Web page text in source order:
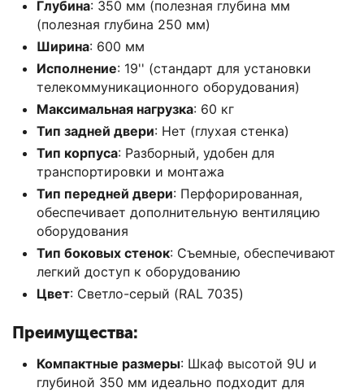
Глубина: 350 мм (полезная глубина мм
(полезная глубина 250 мм)
Ширина: 600 мм
Исполнение: 19'' (стандарт для установки
телекоммуникационного оборудования)
Максимальная нагрузка: 60 кг
Тип задней двери: Нет (глухая стенка)
Тип корпуса: Разборный, удобен для
транспортировки и монтажа
Тип передней двери: Перфорированная,
обеспечивает дополнительную вентиляцию
оборудования
Тип боковых стенок: Съемные, обеспечивают
легкий доступ к оборудованию
Цвет: Светло-серый (RAL 7035)
Преимущества:
Компактные размеры: Шкаф высотой 9U и
глубиной 350 мм идеально подходит для